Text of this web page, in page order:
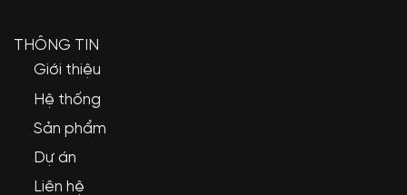
THÔNG TIN
Giới thiệu
Hệ thống
Sản phẩm
Dự án
Liên hệ